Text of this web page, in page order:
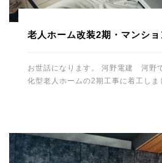
老人ホーム改装2期・マンシ
お世話になります。 河野電建 河野
化型老人ホームの2期工事に着工しま
りがとうございました。 これから仕
電気工事、給排水工事とスムーズに
きたいと思います。 場所は変わっ